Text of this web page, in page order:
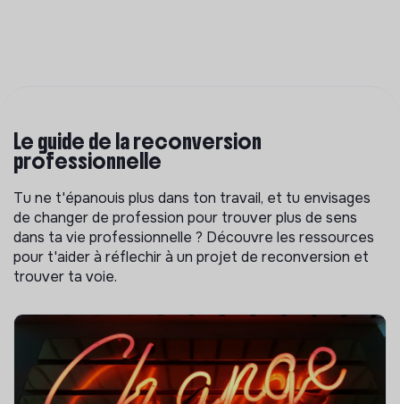
Le guide de la reconversion
professionnelle
Tu ne t'épanouis plus dans ton travail, et tu envisages
de changer de profession pour trouver plus de sens
dans ta vie professionnelle ? Découvre les ressources
pour t'aider à réflechir à un projet de reconversion et
trouver ta voie.